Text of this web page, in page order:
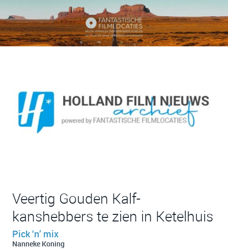
Veertig Gouden Kalf-
kanshebbers te zien in Ketelhuis
Pick ‘n’ mix
Nanneke Koning